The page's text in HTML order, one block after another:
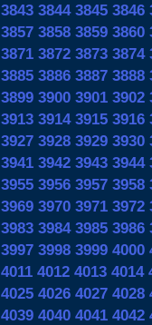
3843 3844 3845 3846
3857 3858 3859 3860
3871 3872 3873 3874
3885 3886 3887 3888
3899 3900 3901 3902
3913 3914 3915 3916
3927 3928 3929 3930
3941 3942 3943 3944
3955 3956 3957 3958
3969 3970 3971 3972
3983 3984 3985 3986
3997 3998 3999 4000
4011 4012 4013 4014
4025 4026 4027 4028
4039 4040 4041 4042